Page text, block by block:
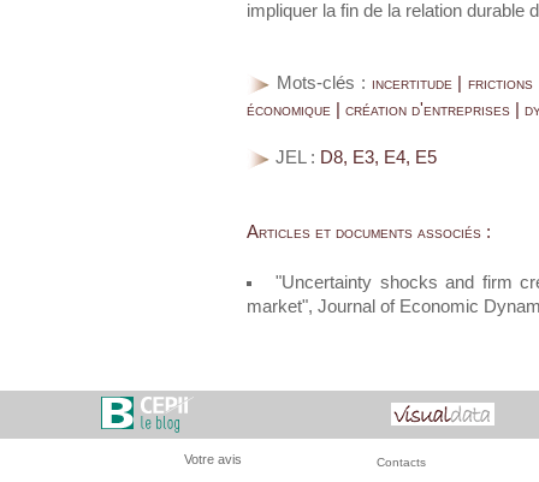
impliquer la fin de la relation durable
Mots-clés : incertitude | frictions
économique | création d'entreprises |
JEL : D8, E3, E4, E5
Articles et documents associés :
"Uncertainty shocks and firm
market", Journal of Economic
Votre avis Contacts